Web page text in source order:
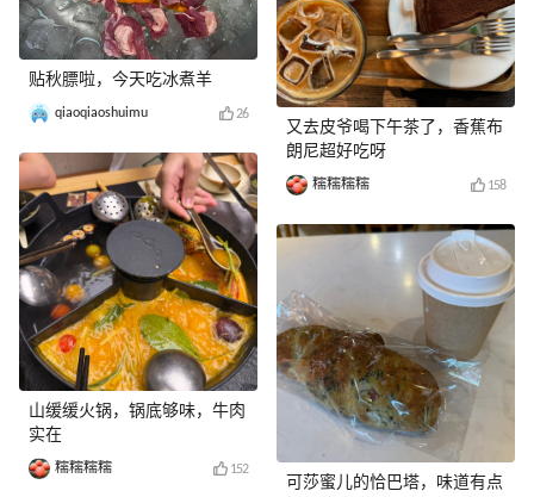
贴秋膘啦，今天吃冰煮羊
qiaoqiaoshuimu 26
山缓缓火锅，锅底够味，牛肉
实在
糯糯糯糯 152
又去皮爷喝下午茶了，香蕉布
朗尼超好吃呀
糯糯糯糯 158
可莎蜜儿的恰巴塔，味道有点